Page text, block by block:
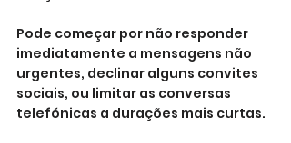
Pode começar por não responder
imediatamente a mensagens não
urgentes, declinar alguns convites
sociais, ou limitar as conversas
telefónicas a durações mais curtas.